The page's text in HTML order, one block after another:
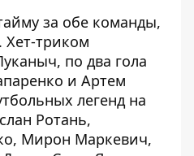
за обе команды,
Хет-триком
по два гола
и Артем
легенд на
Ротань,
Мирон Маркевич,